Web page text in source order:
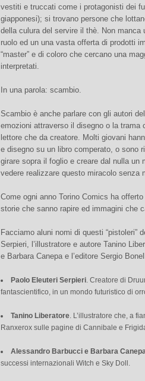
vestiti e truccati come i protagonisti dei
giapponesi); si trovano persone che
della culura del servire il thè. Non
ruolo ed un una vasta offerta di prodotti
“master” e di coloro che cercano una
interpretati.
In una parola: scambio.
Scambio è anche parlare con gli autori
emozioni attraverso il disegno o la
lettore che da creatore. Molti giovani
e disegno su un libro comperato, o sono
girare sopra il foglio e creare dal nulla un
vedere realizzare questo miracolo
Come ogni anno Torino Comics ha
storie che sanno rapire ed immagini che
Facciamo aluni nomi di questi “pistoleri”
Serpieri, l’illustratore e autore Tanino
e Barbara Canepa e l’editore Sergio
Paolo Eleuteri Serpieri. Creatore di
fantascientifico, in un mondo futuristico di
Tanino Liberatore. L’illustratore che, a
Ranxerox sulle pagine di Cannibale e
Alessandro Barbucci e Barbara
successi internazionali Witch e Sky Doll.